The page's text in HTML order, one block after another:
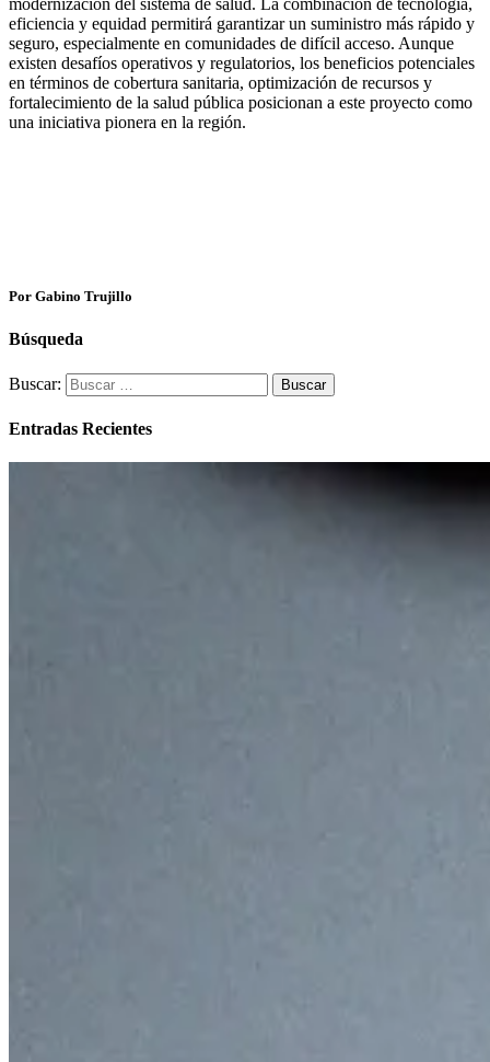
modernización del sistema de salud. La combinación de tecnología,
eficiencia y equidad permitirá garantizar un suministro más rápido y
seguro, especialmente en comunidades de difícil acceso. Aunque
existen desafíos operativos y regulatorios, los beneficios potenciales
en términos de cobertura sanitaria, optimización de recursos y
fortalecimiento de la salud pública posicionan a este proyecto como
una iniciativa pionera en la región.
Por Gabino Trujillo
Búsqueda
Buscar:
Entradas Recientes